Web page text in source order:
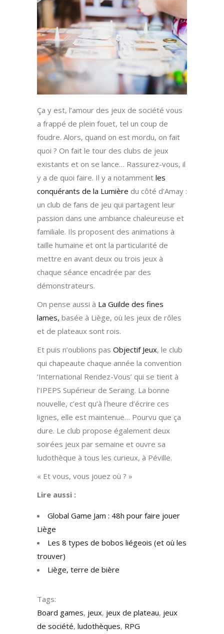
Ça y est, l’amour des jeux de société vous
a frappé de plein fouet, tel un coup de
foudre. Alors, quand on est mordu, on fait
quoi ? On fait le tour des clubs de jeux
existants et on se lance… Rassurez-vous, il
y a de quoi faire. Il y a notamment les
conquérants de la Lumière du côté d’Amay :
un club de fans de jeu qui partagent leur
passion dans une ambiance chaleureuse et
familiale. Ils proposent des animations à
taille humaine et ont la particularité de
mettre en avant deux ou trois jeux à
chaque séance encadrée par des
démonstrateurs.
On pense aussi à La Guilde des fines
lames, basée à Liège, où les jeux de rôles
et de plateaux sont rois.
Et puis n’oublions pas Objectif Jeux, le club
qui chapeaute chaque année la convention
‘International Rendez-Vous’ qui se tient à
l’IPEPS Supérieur de Seraing. La bonne
nouvelle, c’est qu’à l’heure d’écrire ces
lignes, elle est maintenue… Pourvu que ça
dure. Le club propose également deux
soirées jeux par semaine et ouvre sa
ludothèque à tous les curieux, à Péville.
« Et vous, vous jouez où ? »
Lire aussi :
Global Game Jam : 48h pour faire jouer
Liège
Les 8 types de bobos liégeois (et où les
trouver)
Liège, terre de bière
Tags:
Board games, jeux, jeux de plateau, jeux
de société, ludothèques, RPG